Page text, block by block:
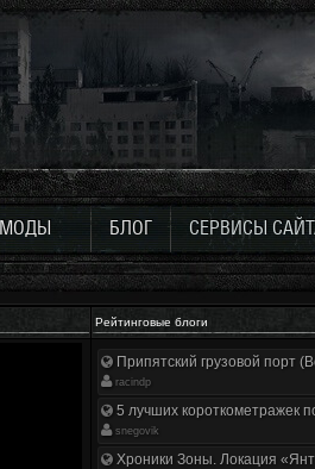
МОДЫ БЛОГ СЕРВИСЫ
Рейтинговые блоги
Припятский грузовой порт
racindp
5 лучших короткометражек
snegovik
Хроники Зоны. Локация